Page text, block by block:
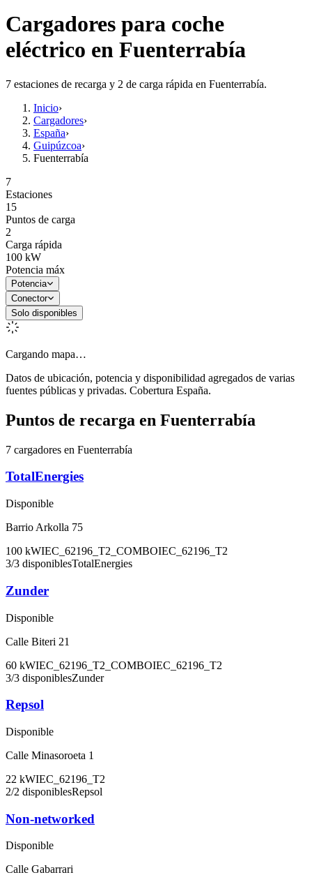
Cargadores para coche
eléctrico en Fuenterrabía
7 estaciones de recarga y 2 de carga rápida en Fuenterrabía.
Inicio›
Cargadores›
España›
Guipúzcoa›
Fuenterrabía
7
Estaciones
15
Puntos de carga
2
Carga rápida
100 kW
Potencia máx
Potencia
Conector
Solo disponibles
Cargando mapa…
Datos de ubicación, potencia y disponibilidad agregados de varias
fuentes públicas y privadas. Cobertura España.
Puntos de recarga en Fuenterrabía
7 cargadores en Fuenterrabía
TotalEnergies
Disponible
Barrio Arkolla 75
100 kWIEC_62196_T2_COMBOIEC_62196_T2
3/3 disponiblesTotalEnergies
Zunder
Disponible
Calle Biteri 21
60 kWIEC_62196_T2_COMBOIEC_62196_T2
3/3 disponiblesZunder
Repsol
Disponible
Calle Minasoroeta 1
22 kWIEC_62196_T2
2/2 disponiblesRepsol
Non-networked
Disponible
Calle Gabarrari